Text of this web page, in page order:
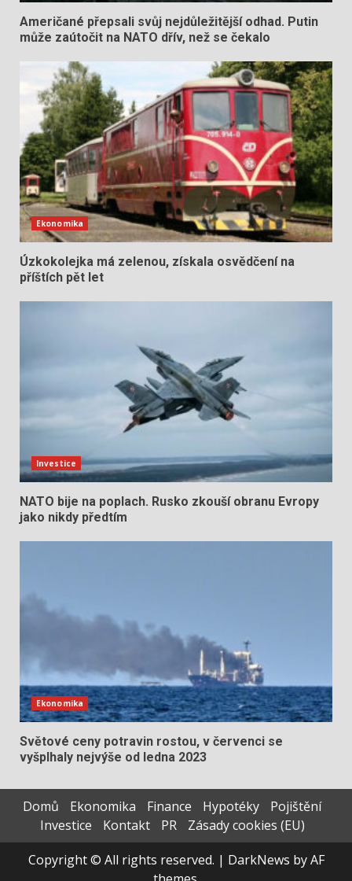
Američané přepsali svůj nejdůležitější odhad. Putin
může zaútočit na NATO dřív, než se čekalo
Ekonomika
Úzkokolejka má zelenou, získala osvědčení na
příštích pět let
Investice
NATO bije na poplach. Rusko zkouší obranu Evropy
jako nikdy předtím
Ekonomika
Světové ceny potravin rostou, v červenci se
vyšplhaly nejvýše od ledna 2023
Domů Ekonomika Finance Hypotéky
Pojištění
Investice
Kontakt PR
Zásady cookies (EU)
Copyright © All rights reserved. | DarkNews by AF